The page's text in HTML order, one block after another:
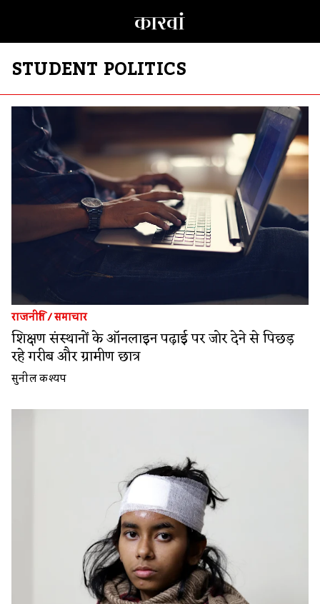
STUDENT POLITICS
राजनीति/समाचार
शिक्षण संस्थानों के ऑनलाइन पढ़ाई पर जोर देने से पिछड़
रहे गरीब और ग्रामीण छात्र
सुनील कश्यप